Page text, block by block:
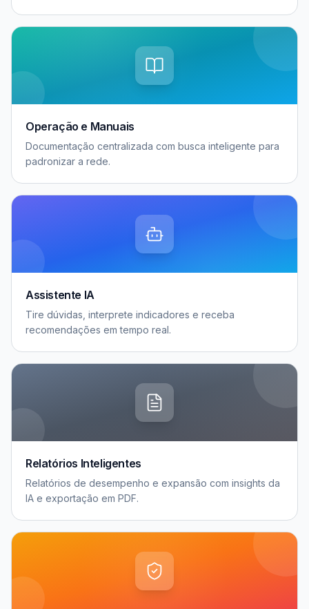
Operação e Manuais
Documentação centralizada com busca inteligente para
padronizar a rede.
Assistente IA
Tire dúvidas, interprete indicadores e receba
recomendações em tempo real.
Relatórios Inteligentes
Relatórios de desempenho e expansão com insights da
IA e exportação em PDF.